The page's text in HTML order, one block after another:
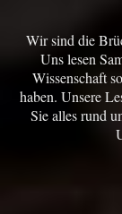
Wir sind die
Uns lesen
Wissenschaft
haben. Unsere
Sie alles rund